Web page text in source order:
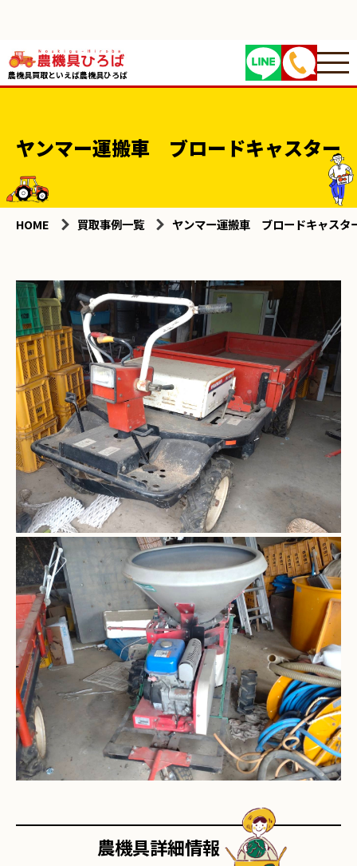
農機具買取といえば農機具ひろば
ヤンマー運搬車 ブロードキャスター
HOME 買取事例一覧 ヤンマー運搬車 ブロードキャスタ
農機具詳細情報